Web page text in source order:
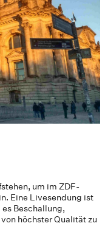
um im ZDF-
Eine Livesendung ist
Beschallung,
höchster Qualität zu